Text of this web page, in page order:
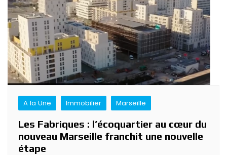
A la Une Immobilier Marseille
Les Fabriques : l’écoquartier au cœur du
nouveau Marseille franchit une nouvelle
étape